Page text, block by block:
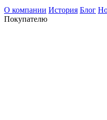
О компании История Блог
Покупателю